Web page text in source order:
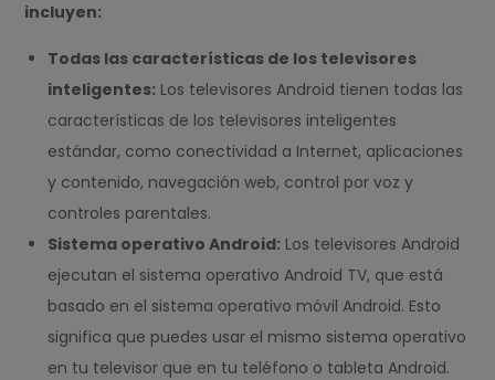
incluyen:
Todas las características de los televisores
inteligentes: Los televisores Android tienen todas las
características de los televisores inteligentes
estándar, como conectividad a Internet, aplicaciones
y contenido, navegación web, control por voz y
controles parentales.
Sistema operativo Android: Los televisores Android
ejecutan el sistema operativo Android TV, que está
basado en el sistema operativo móvil Android. Esto
significa que puedes usar el mismo sistema operativo
en tu televisor que en tu teléfono o tableta Android.